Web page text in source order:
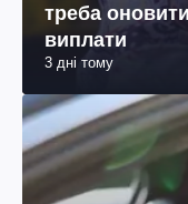
треба
виплати
3 дні тому